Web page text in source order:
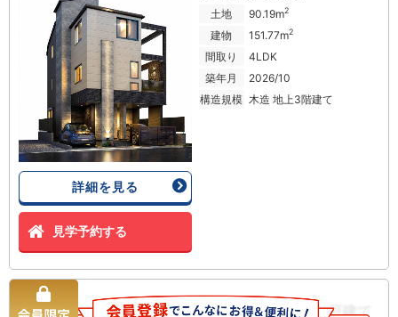
詳細を見る
見学予約する
土地
90.19m2
建物 151.77m2
間取り
4LDK
築年月
2026/10
構造規模 木造 地上3階建て
中古一戸建て 幸区南加瀬３丁目 中古一戸建て